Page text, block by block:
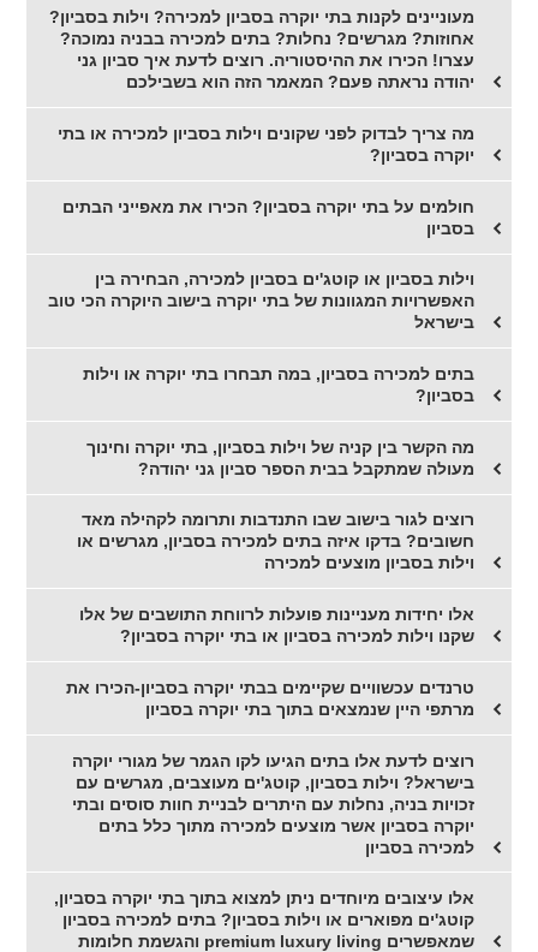
מעוניינים לקנות בתי יוקרה בסביון למכירה? וילות בסביון?
אחוזות? מגרשים? נחלות? בתים למכירה בבניה נמוכה?
עצרו! הכירו את ההיסטוריה. רוצים לדעת איך סביון גני
יהודה נראתה פעם? המאמר הזה הוא בשבילכם
מה צריך לבדוק לפני שקונים וילות בסביון למכירה או בתי
יוקרה בסביון?
חולמים על בתי יוקרה בסביון? הכירו את מאפייני הבתים
בסביון
וילות בסביון או קוטג'ים בסביון למכירה, הבחירה בין
האפשרויות המגוונות של בתי יוקרה בישוב היוקרה הכי טוב
בישראל
בתים למכירה בסביון, במה תבחרו בתי יוקרה או וילות
בסביון?
מה הקשר בין קניה של וילות בסביון, בתי יוקרה וחינוך
מעולה שמתקבל בבית הספר סביון גני יהודה?
רוצים לגור בישוב שבו התנדבות ותרומה לקהילה מאד
חשובים? בדקו איזה בתים למכירה בסביון, מגרשים או
וילות בסביון מוצעים למכירה
אלו יחידות מעניינות פועלות לרווחת התושבים של אלו
שקנו וילות למכירה בסביון או בתי יוקרה בסביון?
טרנדים עכשוויים שקיימים בבתי יוקרה בסביון-הכירו את
מרתפי היין שנמצאים בתוך בתי יוקרה בסביון
רוצים לדעת אלו בתים הגיעו לקו הגמר של מגורי יוקרה
בישראל? וילות בסביון, קוטג'ים מעוצבים, מגרשים עם
זכויות בניה, נחלות עם היתרים לבניית חוות סוסים ובתי
יוקרה בסביון אשר מוצעים למכירה מתוך כלל בתים
למכירה בסביון
אלו עיצובים מיוחדים ניתן למצוא בתוך בתי יוקרה בסביון,
קוטג'ים מפוארים או וילות בסביון? בתים למכירה בסביון
שמאפשרים premium luxury living והגשמת חלומות